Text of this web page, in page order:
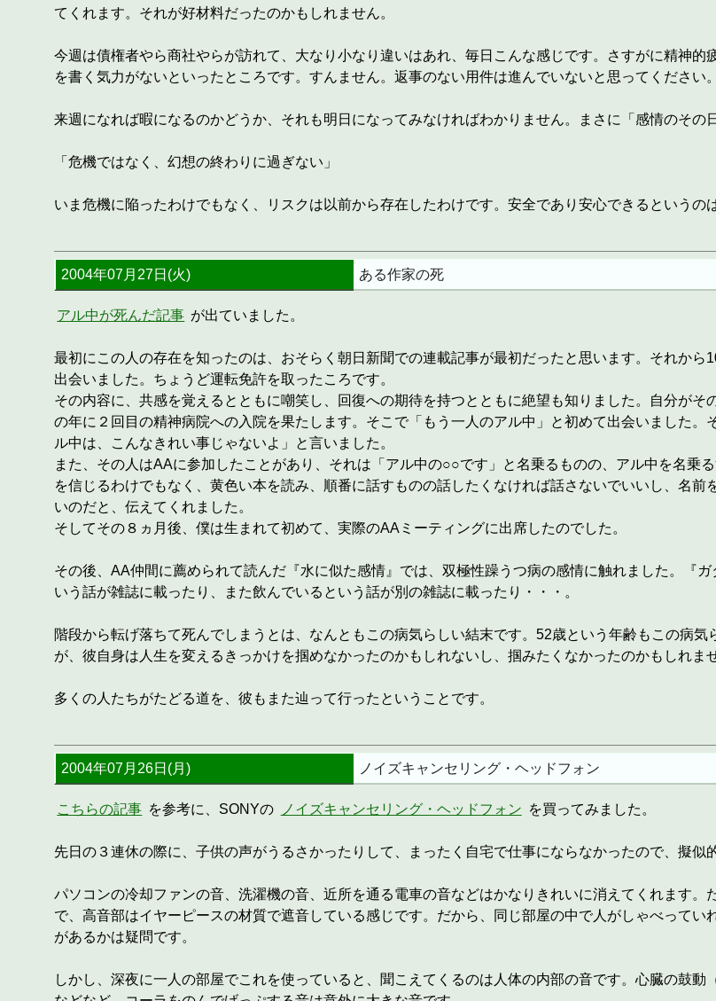
てくれます。それが好材料だったのかもしれません。
今週は債権者やら商社やらが訪れて、大なり小なり違いはあれ、毎日こんな感じです。さすがに精神
を書く気力がないといったところです。すんません。返事のない用件は進んでいないと思ってください。
来週になれば暇になるのかどうか、それも明日になってみなければわかりません。まさに「感情のその
「危機ではなく、幻想の終わりに過ぎない」
いま危機に陥ったわけでもなく、リスクは以前から存在したわけです。安全であり安心できるというの
2004年07月27日(火) ある作家の死
アル中が死んだ記事 が出ていました。
最初にこの人の存在を知ったのは、おそらく朝日新聞での連載記事が最初だったと思います。それか
出会いました。ちょうど運転免許を取ったころです。
その内容に、共感を覚えるとともに嘲笑し、回復への期待を持つとともに絶望も知りました。自分が
の年に２回目の精神病院への入院を果たします。そこで「もう一人のアル中」と初めて出会いました
ル中は、こんなきれい事じゃないよ」と言いました。
また、その人はAAに参加したことがあり、それは「アル中の○○です」と名乗るものの、アル中を名乗
を信じるわけでもなく、黄色い本を読み、順番に話すものの話したくなければ話さないでいいし、名
いのだと、伝えてくれました。
そしてその８ヵ月後、僕は生まれて初めて、実際のAAミーティングに出席したのでした。
その後、AA仲間に薦められて読んだ『水に似た感情』では、双極性躁うつ病の感情に触れました。『
いう話が雑誌に載ったり、また飲んでいるという話が別の雑誌に載ったり・・・。
階段から転げ落ちて死んでしまうとは、なんともこの病気らしい結末です。52歳という年齢もこの病
が、彼自身は人生を変えるきっかけを掴めなかったのかもしれないし、掴みたくなかったのかもしれま
多くの人たちがたどる道を、彼もまた辿って行ったということです。
2004年07月26日(月) ノイズキャンセリング・ヘッドフォン
こちらの記事 を参考に、SONYの ノイズキャンセリング・ヘッドフォン を買ってみました。
先日の３連休の際に、子供の声がうるさかったりして、まったく自宅で仕事にならなかったので、擬似
パソコンの冷却ファンの音、洗濯機の音、近所を通る電車の音などはかなりきれいに消えてくれます
で、高音部はイヤーピースの材質で遮音している感じです。だから、同じ部屋の中で人がしゃべって
があるかは疑問です。
しかし、深夜に一人の部屋でこれを使っていると、聞こえてくるのは人体の内部の音です。心臓の鼓